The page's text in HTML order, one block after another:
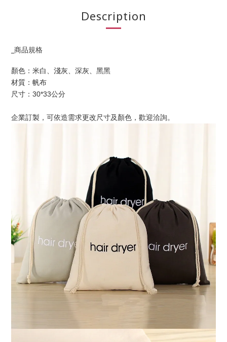
Description
_商品規格
顏色：米白、淺灰、深灰、黑黑
材質：帆布
尺寸：30*33公分
企業訂製，可依造需求更改尺寸及顏色，歡迎洽詢。